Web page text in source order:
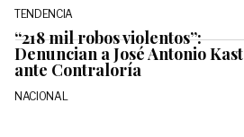
TENDENCIA
“218 mil robos violentos”:
Denuncian a José Antonio Kast
ante Contraloría
NACIONAL